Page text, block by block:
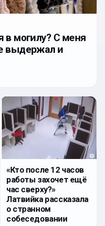
в могилу? С меня
выдержал и
«Кто после 12 часов
работы захочет ещё
час сверху?»
Латвийка рассказала
о странном
собеседовании